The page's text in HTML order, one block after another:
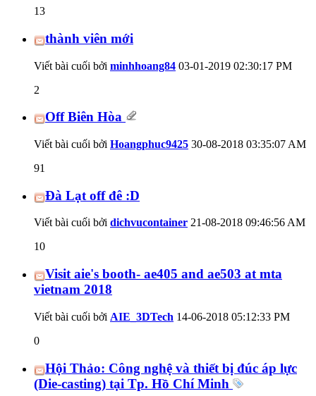
13
thành viên mới
Viết bài cuối bởi minhhoang84 03-01-2019 02:30:17 PM
2
Off Biên Hòa
Viết bài cuối bởi Hoangphuc9425 30-08-2018 03:35:07 AM
91
Đà Lạt off đê :D
Viết bài cuối bởi dichvucontainer 21-08-2018 09:46:56 AM
10
Visit aie's booth- ae405 and ae503 at mta
vietnam 2018
Viết bài cuối bởi AIE_3DTech 14-06-2018 05:12:33 PM
0
Hội Thảo: Công nghệ và thiết bị đúc áp lực
(Die-casting) tại Tp. Hồ Chí Minh